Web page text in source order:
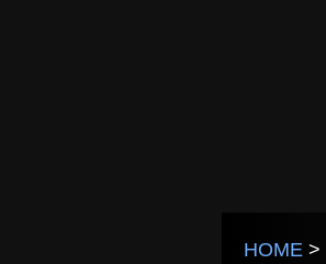
HOME >